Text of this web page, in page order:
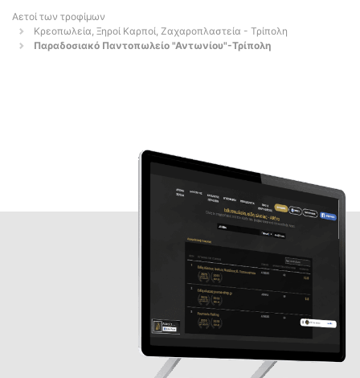
Αετοί των τροφίμων
Κρεοπωλεία, Ξηροί Καρποί, Ζαχαροπλαστεία - Τρίπολη
Παραδοσιακό Παντοπωλείο "Αντωνίου"-Τρίπολη